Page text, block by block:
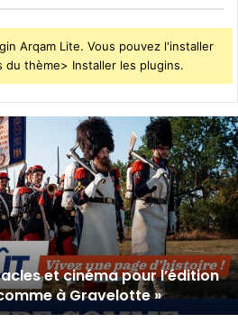
Arqam Lite. Vous pouvez l'installer
du thème> Installer les plugins.
et cinéma pour l’édition
à Gravelotte »